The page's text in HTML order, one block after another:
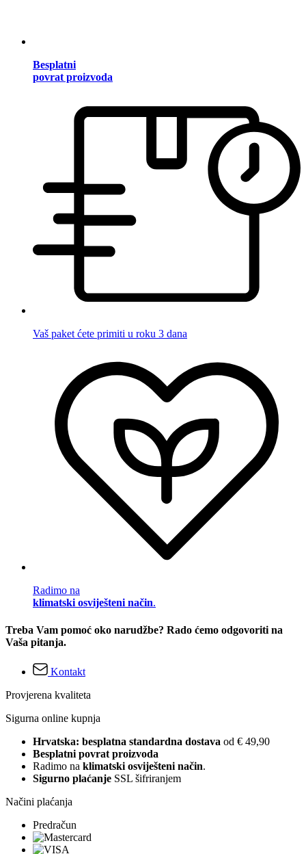
Besplatni
povrat proizvoda
Vaš paket ćete primiti u roku 3 dana
Radimo na
klimatski osviješteni način.
Treba Vam pomoć oko narudžbe? Rado ćemo odgovoriti na
Vaša pitanja.
Kontakt
Provjerena kvaliteta
Sigurna online kupnja
Hrvatska: besplatna standardna dostava od € 49,90
Besplatni povrat proizvoda
Radimo na klimatski osviješteni način.
Sigurno plaćanje SSL šifriranjem
Načini plaćanja
Predračun